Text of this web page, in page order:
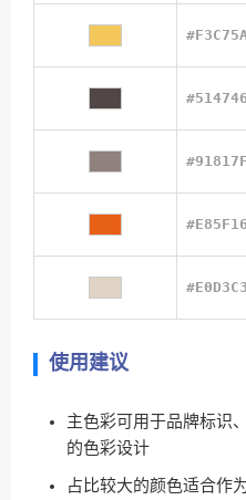
#514746
#91817F
#E85F16
#E0D3C3
使用建议
主色彩可用于品牌标识
的色彩设计
占比较大的颜色适合作